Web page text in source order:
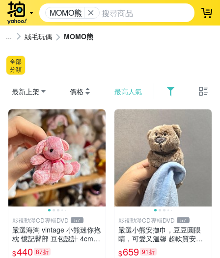
MOMO熊 登
絨毛玩偶 MOMO熊
全部
分類
最新上架 價格 最高人氣
影視動漫CD專輯DVD 57
嚴選海淘 vintage 小熊迷你抱
枕 憶記臀部 豆包設計 4cm
高 推薦收藏 迷你豆包小熊、
$440 87折
影視動漫CD專輯DVD 57
嚴選小熊安撫巾，豆豆圓眼
睛，可愛又溫馨 超軟質安撫
巾，豆豆設計，哄睡好幫手
$659 91折